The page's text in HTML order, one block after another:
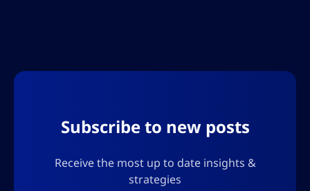
Subscribe to new posts
Receive the most up to date insights &
strategies